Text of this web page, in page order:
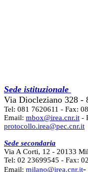
Sede istituzionale
Via Diocleziano 328 -
Tel: 081 7620611 - Fax:
Email: mbox@irea.cnr.it -
protocollo.irea@pec.cnr.it
Sede secondaria
Via A Corti, 12 - 20133
Tel: 02 23699545 - Fax:
Email: milano@irea.cnr.it-